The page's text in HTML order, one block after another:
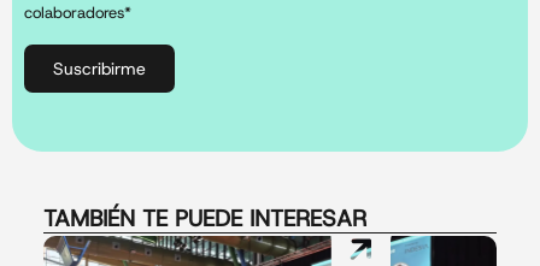
colaboradores*
Suscribirme
TAMBIÉN TE PUEDE INTERESAR